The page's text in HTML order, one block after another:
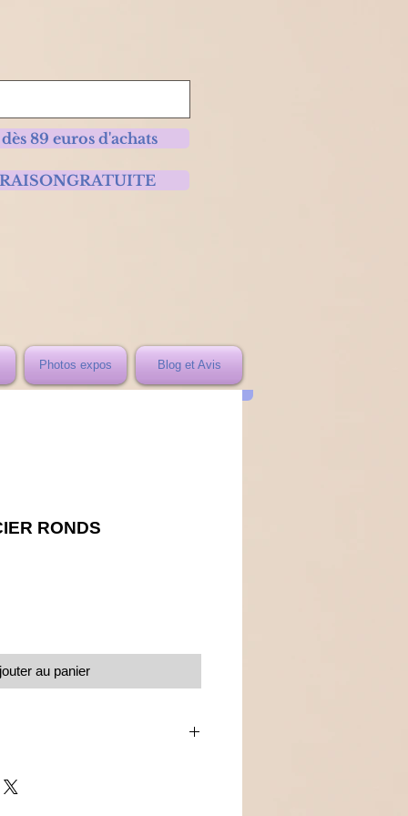
89 euros d'achats
Photos expos Blog et Avis
RONDS
au panier